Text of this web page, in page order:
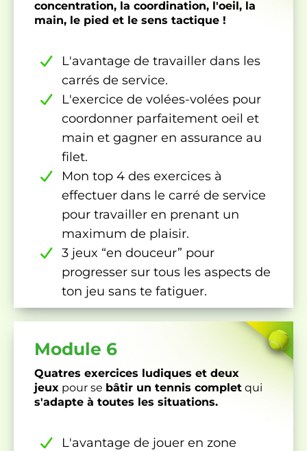
concentration, la coordination, l'oeil, la
main, le pied et le sens tactique !
L'avantage de travailler dans les
carrés de service.
L'exercice de volées-volées pour
coordonner parfaitement oeil et
main et gagner en assurance au
filet.
Mon top 4 des exercices à
effectuer dans le carré de service
pour travailler en prenant un
maximum de plaisir.
3 jeux “en douceur” pour
progresser sur tous les aspects de
ton jeu sans te fatiguer.
Module 6
Quatres exercices ludiques et deux
jeux pour se bâtir un tennis complet qui
s'adapte à toutes les situations.
L'avantage de jouer en zone